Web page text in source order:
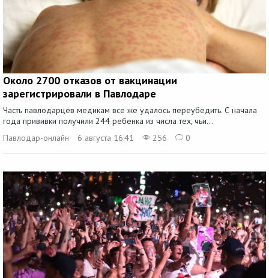
Около 2700 отказов от вакцинации
зарегистрировали в Павлодаре
Часть павлодарцев медикам все же удалось переубедить. С начала
года прививки получили 244 ребенка из числа тех, чьи...
Павлодар-онлайн
6 августа 16:41 256 0